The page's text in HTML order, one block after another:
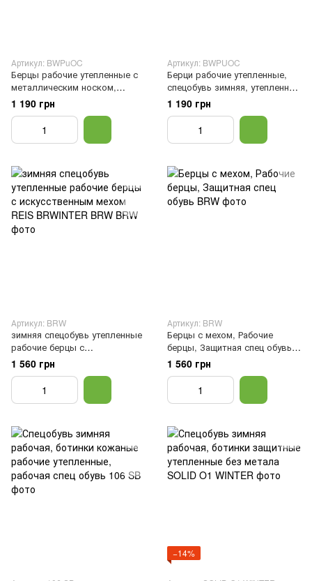
Артикул: BWPuOC
Берцы рабочие утепленные с
металлическим носком,
зимняя спецобувь с мехом
Artmaster BW OC, Черный, 40
1 190 грн
Артикул: BWPUOC
Берци рабочие утепленные,
спецобувь зимняя, утепленная
рабочая обувь, берцы с
мехом, Черный, 40
1 190 грн
Артикул: BRW
зимняя спецобувь утепленные
рабочие берцы с
искусственным мехом REIS
BRWINTER BRW, Черный, 46
1 560 грн
Артикул: BRW
Берцы с мехом, Рабочие
берцы, Защитная спец обувь,
Черный, 40
1 560 грн
−14%